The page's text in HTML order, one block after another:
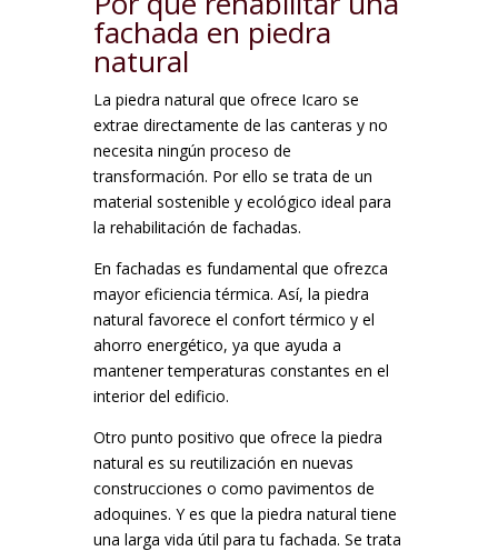
fachada en piedra
natural
La piedra natural que ofrece Icaro se
extrae directamente de las canteras y no
necesita ningún proceso de
transformación. Por ello se trata de un
material sostenible y ecológico ideal para
la rehabilitación de fachadas.
En fachadas es fundamental que ofrezca
mayor eficiencia térmica. Así, la piedra
natural favorece el confort térmico y el
ahorro energético, ya que ayuda a
mantener temperaturas constantes en el
interior del edificio.
Otro punto positivo que ofrece la piedra
natural es su reutilización en nuevas
construcciones o como pavimentos de
adoquines. Y es que la piedra natural tiene
una larga vida útil para tu fachada. Se trata